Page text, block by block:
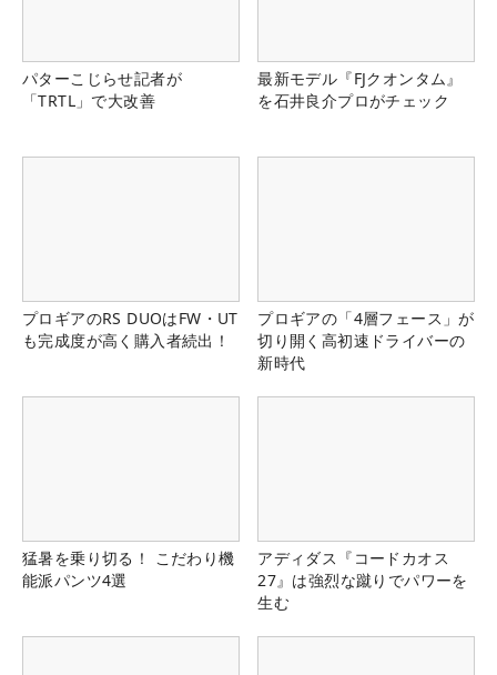
パターこじらせ記者が
「TRTL」で大改善
最新モデル『FJクオンタム』
を石井良介プロがチェック
プロギアのRS DUOはFW・UT
も完成度が高く購入者続出！
プロギアの「4層フェース」が
切り開く高初速ドライバーの
新時代
猛暑を乗り切る！ こだわり機
能派パンツ4選
アディダス『コードカオス
27』は強烈な蹴りでパワーを
生む